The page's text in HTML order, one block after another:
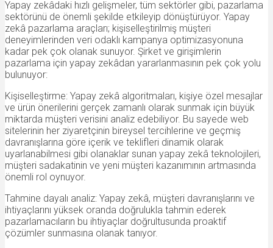
Yapay zekâdaki hızlı gelişmeler, tüm sektörler gibi, pazarlama
sektörünü de önemli şekilde etkileyip dönüştürüyor. Yapay
zekâ pazarlama araçları; kişiselleştirilmiş müşteri
deneyimlerinden veri odaklı kampanya optimizasyonuna
kadar pek çok olanak sunuyor. Şirket ve girişimlerin
pazarlama için yapay zekâdan yararlanmasının pek çok yolu
bulunuyor:
Kişiselleştirme: Yapay zekâ algoritmaları, kişiye özel mesajlar
ve ürün önerilerini gerçek zamanlı olarak sunmak için büyük
miktarda müşteri verisini analiz edebiliyor. Bu sayede web
sitelerinin her ziyaretçinin bireysel tercihlerine ve geçmiş
davranışlarına göre içerik ve teklifleri dinamik olarak
uyarlanabilmesi gibi olanaklar sunan yapay zekâ teknolojileri,
müşteri sadakatinin ve yeni müşteri kazanımının artmasında
önemli rol oynuyor.
Tahmine dayalı analiz: Yapay zekâ, müşteri davranışlarını ve
ihtiyaçlarını yüksek oranda doğrulukla tahmin ederek
pazarlamacıların bu ihtiyaçlar doğrultusunda proaktif
çözümler sunmasına olanak tanıyor.